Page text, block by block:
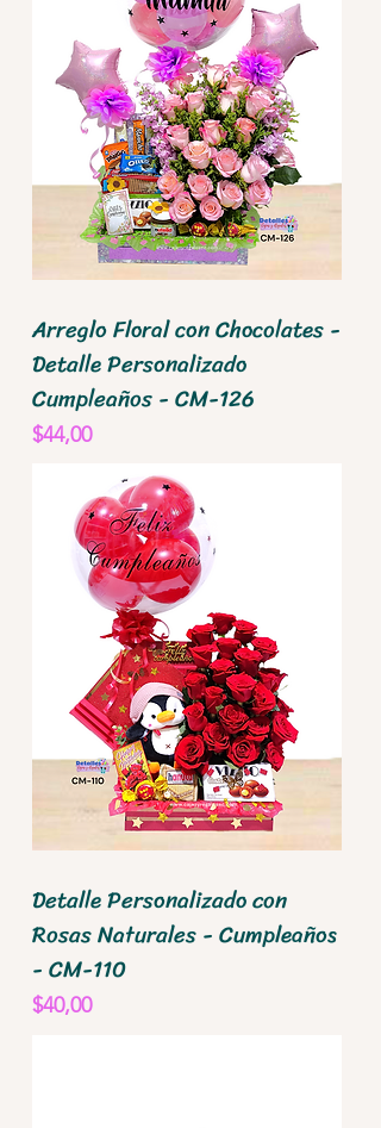
Arreglo Floral con Chocolates -
Detalle Personalizado
Cumpleaños - CM-126
Precio
$44,00
Detalle Personalizado con
Rosas Naturales - Cumpleaños
- CM-110
Precio
$40,00